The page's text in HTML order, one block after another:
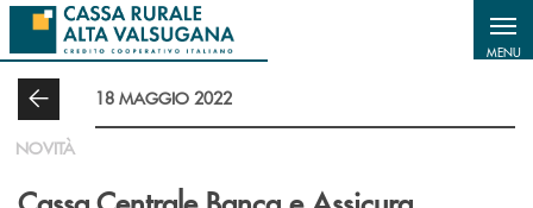
Salta al contenuto principale
MENU
18 MAGGIO 2022
NOVITÀ